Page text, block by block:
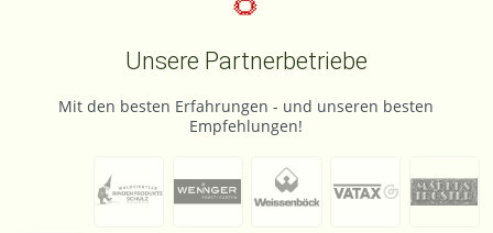
Unsere Partnerbetriebe
Mit den besten Erfahrungen - und unseren besten
Empfehlungen!